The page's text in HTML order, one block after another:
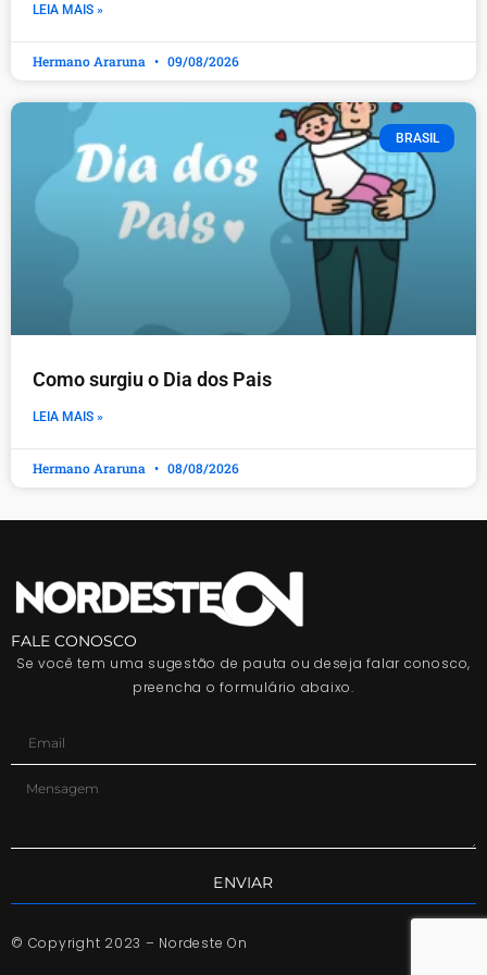
LEIA MAIS »
Hermano Araruna 09/08/2026
BRASIL
Como surgiu o Dia dos Pais
LEIA MAIS »
Hermano Araruna 08/08/2026
FALE CONOSCO
Se você tem uma sugestão de pauta ou deseja falar conosco,
preencha o formulário abaixo.
ENVIAR
© Copyright 2023 – Nordeste On